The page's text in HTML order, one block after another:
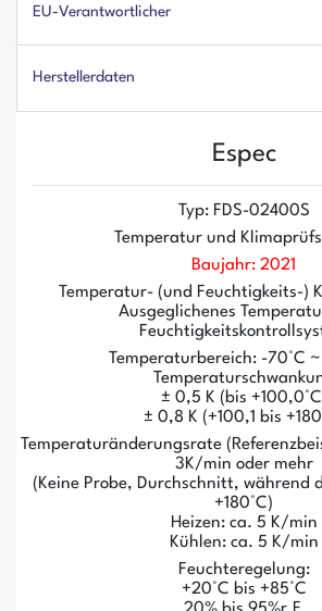
EU-Verantwortlicher
Herstellerdaten
Espec
Typ: FDS-02400S
Temperatur und
Baujahr: 2021
Temperatur- (und Feuchtigkeits-)
Ausgeglichenes
Temperaturbereich: -70°C ~
± 0,5 K (bis
± 0,8 K (+100,1 bis
Temperaturänderungsrate
3K/min oder mehr
(Keine Probe, Durchschnitt, während
+180°C)
Heizen: ca. 5 K/min
Kühlen: ca. 5 K/min
Feuchteregelung:
+20°C bis +85°C